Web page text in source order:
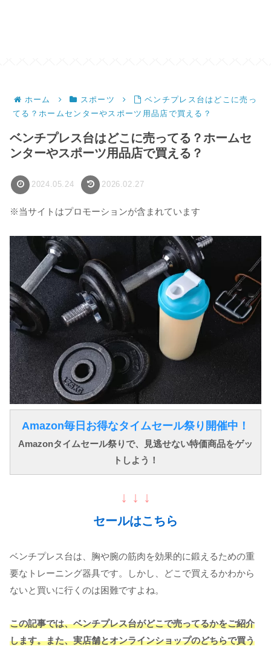
ホーム スポーツ
ベンチプレス台はどこに売っ
てる？ホームセンターやスポーツ用品店で買える？
ベンチプレス台はどこに売ってる？ホームセ
ンターやスポーツ用品店で買える？
2024.05.24 2026.02.27
※当サイトはプロモーションが含まれています
Amazon毎日お得なタイムセール祭り開催中！
Amazonタイムセール祭りで、見逃せない特価商品をゲッ
トしよう！
↓ ↓ ↓
セールはこちら
ベンチプレス台は、胸や腕の筋肉を効果的に鍛えるための重
要なトレーニング器具です。しかし、どこで買えるかわから
ないと買いに行くのは困難ですよね。
この記事では、ベンチプレス台がどこで売ってるかをご紹介
します。また、実店舗とオンラインショップのどちらで買う